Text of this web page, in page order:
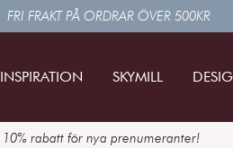
FRI FRAKT PÅ ORDRAR ÖVER 500KR
INSPIRATION SKYMILL
10% rabatt för nya prenumeranter!